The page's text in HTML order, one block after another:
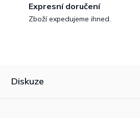
Expresní doručení
Zboží expedujeme ihned.
Diskuze